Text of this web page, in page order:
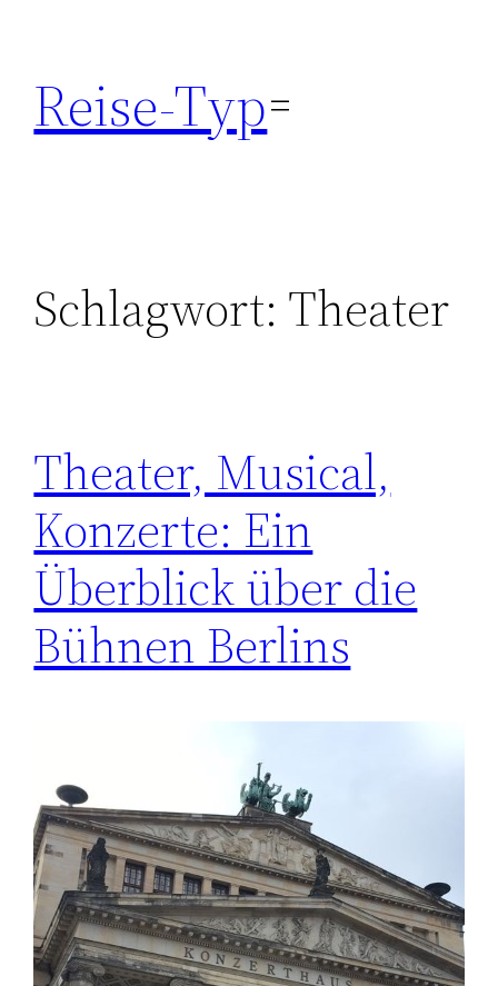
springen
Reise-Typ
Schlagwort: Theater
Theater, Musical,
Konzerte: Ein
Überblick über die
Bühnen Berlins